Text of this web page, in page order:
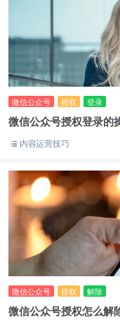
微信公众号 授权 登录
微信公众号授权登录的
内容运营技巧
微信公众号 授权 解除
微信公众号授权怎么解